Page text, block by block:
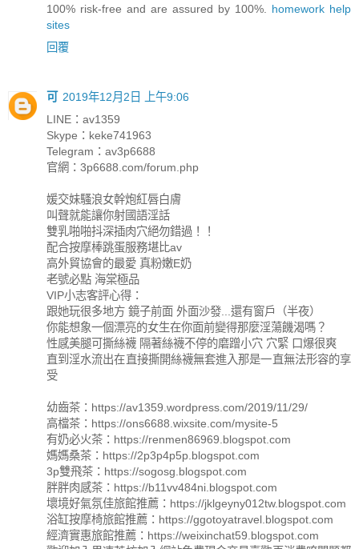
100% risk-free and are assured by 100%. homework help
sites
回覆
可
2019年12月2日 上午9:06
LINE：av1359
Skype：keke741963
Telegram：av3p6688
官網：3p6688.com/forum.php
媛交妹騷浪女幹炮紅唇白膚
叫聲就能讓你射國語淫話
雙乳啪啪抖深插肉穴絕勿錯過！！
配合按摩棒跳蛋服務堪比av
高外貿協會的最愛 真粉嫩E奶
老號必點 海棠極品
VIP小志客評心得：
跟她玩很多地方 鏡子前面 外面沙發...還有窗戶（半夜）
你能想象一個漂亮的女生在你面前變得那麼淫蕩饑渴嗎？
性感美腿可撕絲襪 隔著絲襪不停的磨蹭小穴 穴緊 口爆很爽
直到淫水流出在直接撕開絲襪無套進入那是一直無法形容的享
受
幼齒茶：https://av1359.wordpress.com/2019/11/29/
高檔茶：https://ons6688.wixsite.com/mysite-5
有奶必火茶：https://renmen86969.blogspot.com
媽媽桑茶：https://2p3p4p5p.blogspot.com
3p雙飛茶：https://sogosg.blogspot.com
胖胖肉感茶：https://b11vv484ni.blogspot.com
壞境好氣氛佳旅館推薦：https://jklgeyny012tw.blogspot.com
浴缸按摩椅旅館推薦：https://ggotoyatravel.blogspot.com
經濟實惠旅館推薦：https://weixinchat59.blogspot.com